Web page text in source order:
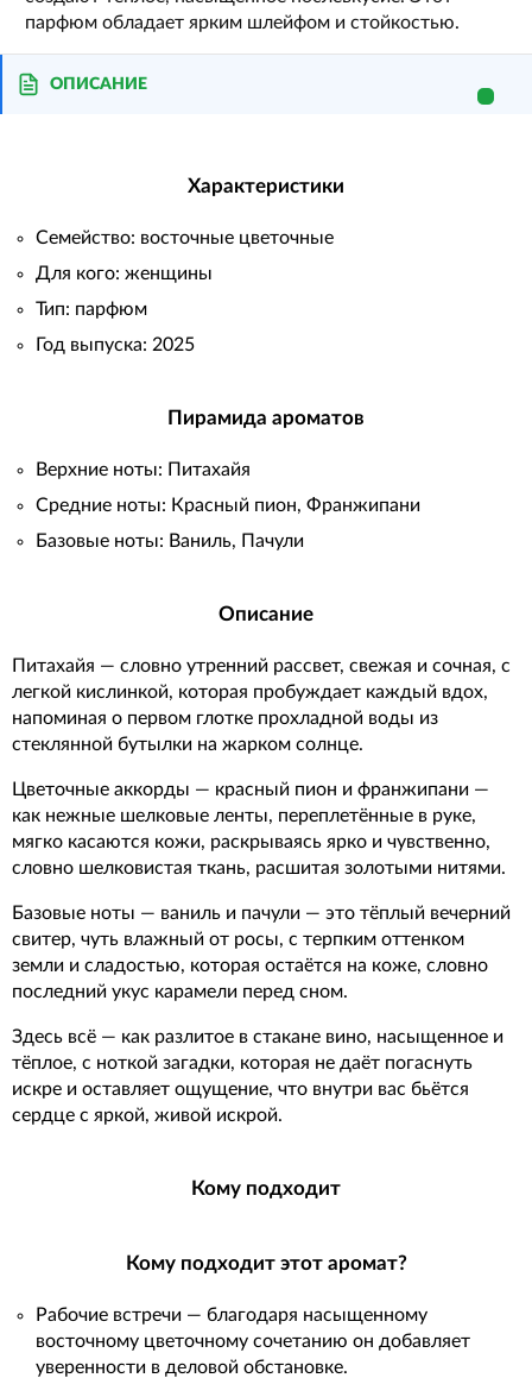
парфюм обладает ярким шлейфом и стойкостью.
ОПИСАНИЕ
Характеристики
Семейство: восточные цветочные
Для кого: женщины
Тип: парфюм
Год выпуска: 2025
Пирамида ароматов
Верхние ноты: Питахайя
Средние ноты: Красный пион, Франжипани
Базовые ноты: Ваниль, Пачули
Описание
Питахайя — словно утренний рассвет, свежая и сочная, с
легкой кислинкой, которая пробуждает каждый вдох,
напоминая о первом глотке прохладной воды из
стеклянной бутылки на жарком солнце.
Цветочные аккорды — красный пион и франжипани —
как нежные шелковые ленты, переплетённые в руке,
мягко касаются кожи, раскрываясь ярко и чувственно,
словно шелковистая ткань, расшитая золотыми нитями.
Базовые ноты — ваниль и пачули — это тёплый вечерний
свитер, чуть влажный от росы, с терпким оттенком
земли и сладостью, которая остаётся на коже, словно
последний укус карамели перед сном.
Здесь всё — как разлитое в стакане вино, насыщенное и
тёплое, с ноткой загадки, которая не даёт погаснуть
искре и оставляет ощущение, что внутри вас бьётся
сердце с яркой, живой искрой.
Кому подходит
Кому подходит этот аромат?
Рабочие встречи — благодаря насыщенному
восточному цветочному сочетанию он добавляет
уверенности в деловой обстановке.